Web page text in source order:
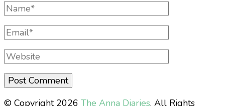
Full
Name
Email
Website
© Copyright 2026 The Anna Diaries. All Rights